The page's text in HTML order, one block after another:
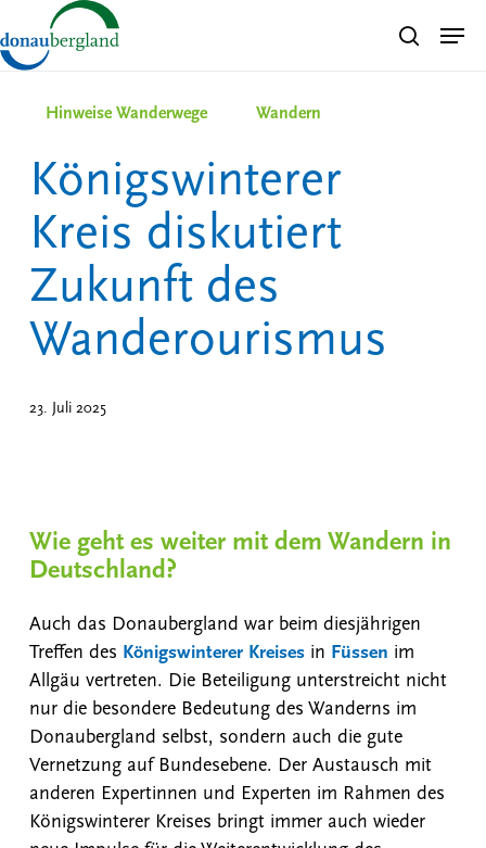
to
main
search
Hinweise Wanderwege Wandern
Königswinterer
Kreis diskutiert
Zukunft des
Wanderourismus
23. Juli 2025
Wie geht es weiter mit dem Wandern in
Deutschland?
Auch das Donaubergland war beim diesjährigen
Treffen des Königswinterer Kreisesin Füssen im
Allgäu vertreten. Die Beteiligung unterstreicht nicht
nur die besondere Bedeutung des Wanderns im
Donaubergland selbst, sondern auch die gute
Vernetzung auf Bundesebene. Der Austausch mit
anderen Expertinnen und Experten im Rahmen des
Königswinterer Kreises bringt immer auch wieder